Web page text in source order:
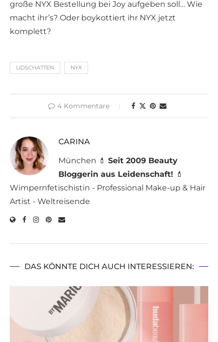
große NYX Bestellung bei Joy aufgeben soll… Wie
macht ihr’s? Oder boykottiert ihr NYX jetzt
komplett?
LIDSCHATTEN NYX
4 Kommentare
CARINA
München 💄 Seit 2009 Beauty
Bloggerin aus Leidenschaft! 💄
Wimpernfetischistin - Professional Make-up & Hair
Artist - Weltreisende
DAS KÖNNTE DICH AUCH INTERESSIEREN: